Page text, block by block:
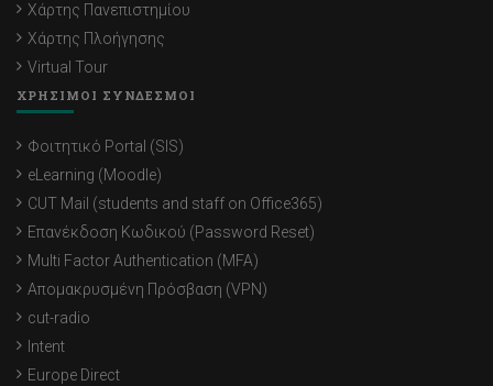
Χάρτης Πανεπιστημίου
Χάρτης Πλοήγησης
Virtual Tour
ΧΡΗΣΙΜΟΙ ΣΥΝΔΕΣΜΟΙ
Φοιτητικό Portal (SIS)
eLearning (Moodle)
CUT Mail (students and staff on Office365)
Επανέκδοση Κωδικού (Password Reset)
Multi Factor Authentication (MFA)
Απομακρυσμένη Πρόσβαση (VPN)
cut-radio
Intent
Europe Direct